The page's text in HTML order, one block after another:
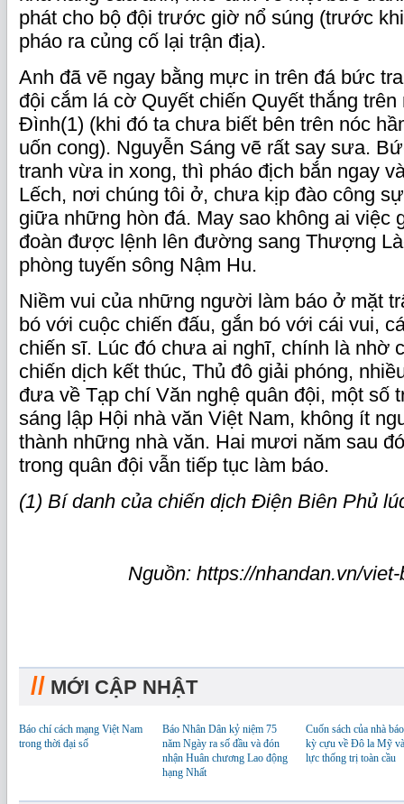
phát cho bộ đội trước giờ nổ súng (trước
pháo ra củng cố lại trận địa).
Anh đã vẽ ngay bằng mực in trên đá bức
đội cắm lá cờ Quyết chiến Quyết thắng
Đình(1) (khi đó ta chưa biết bên trên nóc
uốn cong). Nguyễn Sáng vẽ rất say sưa.
tranh vừa in xong, thì pháo địch bắn ngay
Lếch, nơi chúng tôi ở, chưa kịp đào công
giữa những hòn đá. May sao không ai việc
đoàn được lệnh lên đường sang Thượng
phòng tuyến sông Nậm Hu.
Niềm vui của những người làm báo ở mặt
bó với cuộc chiến đấu, gắn bó với cái vui,
chiến sĩ. Lúc đó chưa ai nghĩ, chính là nhờ
chiến dịch kết thúc, Thủ đô giải phóng,
đưa về Tạp chí Văn nghệ quân đội, một số
sáng lập Hội nhà văn Việt Nam, không ít
thành những nhà văn. Hai mươi năm sau
trong quân đội vẫn tiếp tục làm báo.
(1) Bí danh của chiến dịch Điện Biên Phủ
Nguồn: https://nhandan.vn/
// MỚI CẬP NHẬT
Báo chí cách mạng Việt Nam
trong thời đại số
Báo Nhân Dân kỷ niệm 75
năm Ngày ra số đầu và đón
nhận Huân chương Lao động
hạng Nhất
Cuốn sách của nhà
kỳ cựu về Đô la Mỹ
lực thống trị toàn cầu